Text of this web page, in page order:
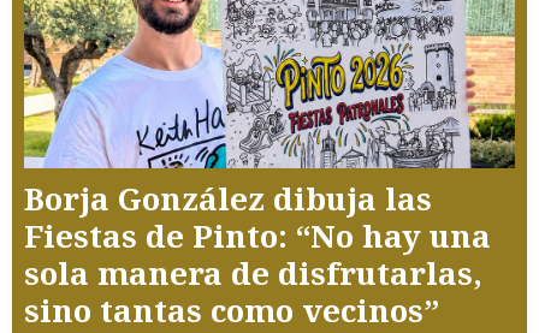
Borja González dibuja las
Fiestas de Pinto: “No hay una
sola manera de disfrutarlas,
sino tantas como vecinos”